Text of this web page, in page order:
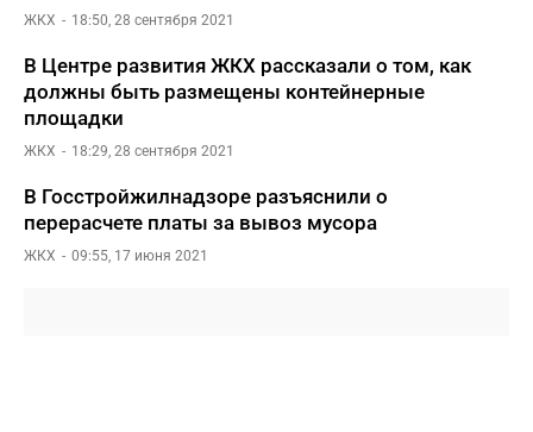
ЖКХ 18:50, 28 сентября 2021
В Центре развития ЖКХ рассказали о том, как
должны быть размещены контейнерные
площадки
ЖКХ 18:29, 28 сентября 2021
В Госстройжилнадзоре разъяснили о
перерасчете платы за вывоз мусора
ЖКХ 09:55, 17 июня 2021